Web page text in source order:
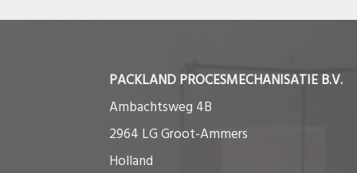
PACKLAND PROCESMECHANISATIE B.V.
Ambachtsweg 4B
2964 LG Groot-Ammers
Holland